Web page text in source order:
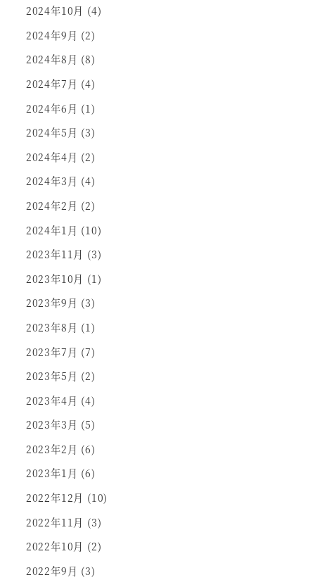
2024年10月 (4)
2024年9月 (2)
2024年8月 (8)
2024年7月 (4)
2024年6月 (1)
2024年5月 (3)
2024年4月 (2)
2024年3月 (4)
2024年2月 (2)
2024年1月 (10)
2023年11月 (3)
2023年10月 (1)
2023年9月 (3)
2023年8月 (1)
2023年7月 (7)
2023年5月 (2)
2023年4月 (4)
2023年3月 (5)
2023年2月 (6)
2023年1月 (6)
2022年12月 (10)
2022年11月 (3)
2022年10月 (2)
2022年9月 (3)